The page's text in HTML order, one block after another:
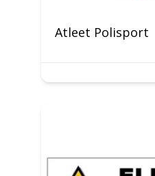
Atleet Polisport